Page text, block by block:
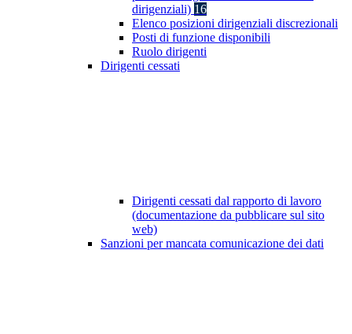
dirigenziali) 16
Elenco posizioni dirigenziali discrezionali
Posti di funzione disponibili
Ruolo dirigenti
Dirigenti cessati
Dirigenti cessati dal rapporto di lavoro
(documentazione da pubblicare sul sito
web)
Sanzioni per mancata comunicazione dei dati